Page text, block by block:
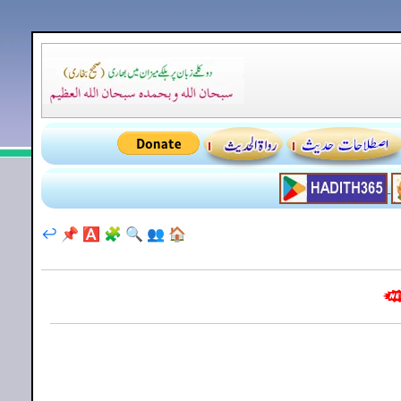
🏠
👥
🔍
🧩
🅰️
📌
↩️